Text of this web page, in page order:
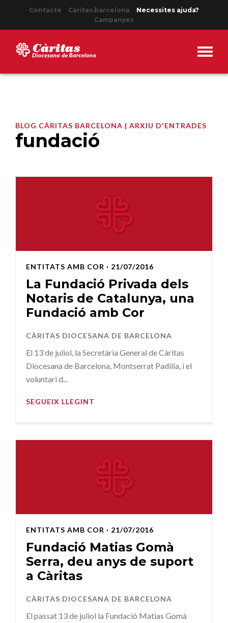
Contacte Caritas.barcelona
Necessites ajuda?
Campanyes
BLOG CÀRITAS BARCELONA | ARXIU D'ENTRADES
fundació
ENTITATS AMB COR · 21/07/2016
La Fundació Privada dels
Notaris de Catalunya, una
Fundació amb Cor
CÀRITAS DIOCESANA DE BARCELONA
El 13 de juliol, la Secretària General de Càritas
Diocesana de Barcelona, Montserrat Padilla, i el
voluntari d...
SEGUEIX LLEGINT
ENTITATS AMB COR · 21/07/2016
Fundació Matias Gomà
Serra, deu anys de suport
a Càritas
CÀRITAS DIOCESANA DE BARCELONA
El passat 13 de juliol la Fundació Matias Gomà